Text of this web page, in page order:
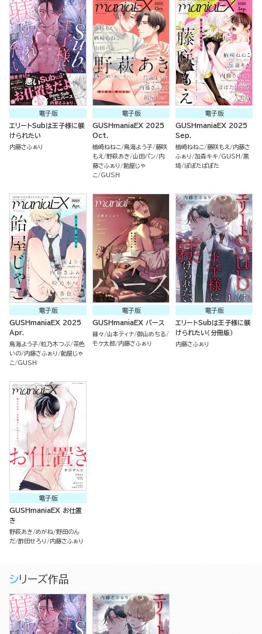
電子版
エリートSubは王子様に躾
けられたい
内藤さふぁり
電子版
GUSHmaniaEX 2025
Oct.
楢崎ねねこ 鳥海よう子 藤咲
もえ
野萩あき 山田パン 内
藤さふぁり
飴屋じゃ
こ
GUSH
電子版
GUSHmaniaEX 2025
Sep.
楢崎ねねこ 藤咲もえ
内藤さ
ふぁり
加森キキ GUSH
黒
埼 ぽぽたぱぽた
電子版
GUSHmaniaEX 2025
Apr.
鳥海よう子 粒乃木つぶ 茶色
いの 内藤さふぁり
飴屋じゃ
こ
GUSH
電子版
GUSHmaniaEX バース
縁々 山本ティナ 御山めちる
モケ太郎 内藤さふぁり
電子版
エリートSubは王子様に躾
けられたい（分冊版）
内藤さふぁり
電子版
GUSHmaniaEX お仕置
き
野萩あき めがね 野田のん
だ 酢田せろり 内藤さふぁり
シリーズ作品